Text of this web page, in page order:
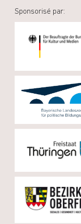
Sponsorisé par: